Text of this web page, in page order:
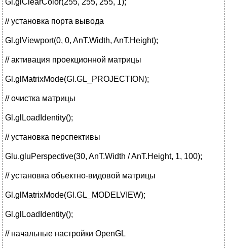
Gl.glClearColor(255, 255, 255, 1);
// установка порта вывода
Gl.glViewport(0, 0, AnT.Width, AnT.Height);
// активация проекционной матрицы
Gl.glMatrixMode(Gl.GL_PROJECTION);
// очистка матрицы
Gl.glLoadIdentity();
// установка перспективы
Glu.gluPerspective(30, AnT.Width / AnT.Height, 1, 100);
// установка объектно-видовой матрицы
Gl.glMatrixMode(Gl.GL_MODELVIEW);
Gl.glLoadIdentity();
// начальные настройки OpenGL